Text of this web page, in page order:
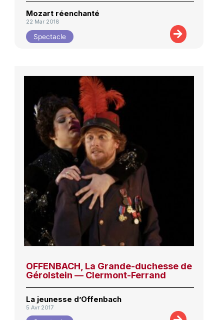
Mozart réenchanté
22 Mar 2018
Spectacle
OFFENBACH, La Grande-duchesse de
Gérolstein — Clermont-Ferrand
La jeunesse d’Offenbach
5 Avr 2017